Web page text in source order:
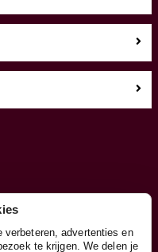
verbeteren, advertenties en
te krijgen. We delen je